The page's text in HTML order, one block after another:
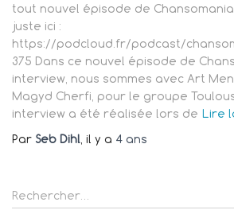
tout nouvel épisode de
juste ici :
https://podcloud.fr/podcast/
375 Dans ce nouvel épisode de
interview, nous sommes avec Art
Magyd Cherfi, pour le groupe
interview a été réalisée lors de Lire
Par Seb Dihl, il y a 4 ans
R
e
Rechercher…